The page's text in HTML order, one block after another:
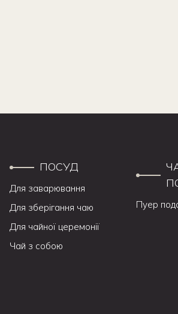
ПОСУД
Для заварювання
Для зберігання чаю
Для чайної церемонії
Чай з собою
Пуер